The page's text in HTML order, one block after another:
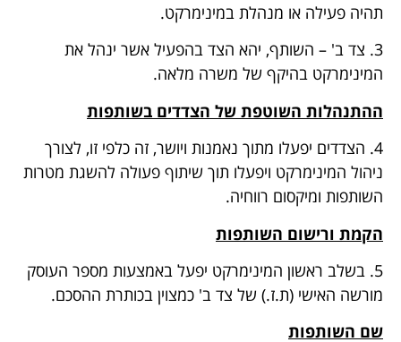
תהיה פעילה או מנהלת במינימרקט.
3. צד ב' – השותף, יהא הצד בהפעיל אשר ינהל את
המינימרקט בהיקף של משרה מלאה.
ההתנהלות השוטפת של הצדדים בשותפות
4. הצדדים יפעלו מתוך נאמנות ויושר, זה כלפי זו, לצורך
ניהול המינימרקט ויפעלו תוך שיתוף פעולה להשגת מטרות
השותפות ומיקסום רווחיה.
הקמת ורישום השותפות
5. בשלב ראשון המינימרקט יפעל באמצעות מספר העוסק
מורשה האישי (ת.ז.) של צד ב' כמצוין בכותרת ההסכם.
שם השותפות